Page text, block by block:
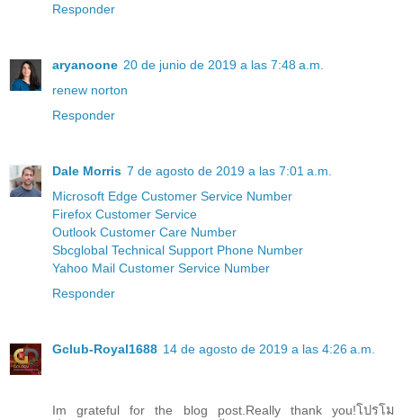
Responder
aryanoone 20 de junio de 2019 a las 7:48 a.m.
renew norton
Responder
Dale Morris 7 de agosto de 2019 a las 7:01 a.m.
Microsoft Edge Customer Service Number
Firefox Customer Service
Outlook Customer Care Number
Sbcglobal Technical Support Phone Number
Yahoo Mail Customer Service Number
Responder
Gclub-Royal1688 14 de agosto de 2019 a las 4:26 a.m.
Im grateful for the blog post.Really thank you!โปรโม